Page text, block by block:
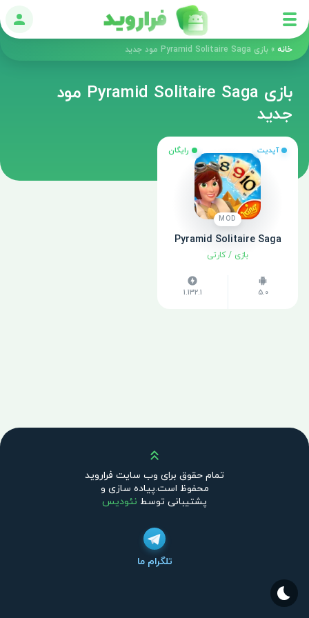
ورود
خانه » بازی Pyramid Solitaire Saga مود جدید
بازی Pyramid Solitaire Saga مود
جدید
آپدیت رایگان
MOD
Pyramid Solitaire Saga
بازی /کارتی
5.0
1.132.1
بالا
تمام حقوق برای وب سایت فراروید
محفوظ است.پیاده سازی و
پشتیبانی توسط نئودیس
تلگرام ما